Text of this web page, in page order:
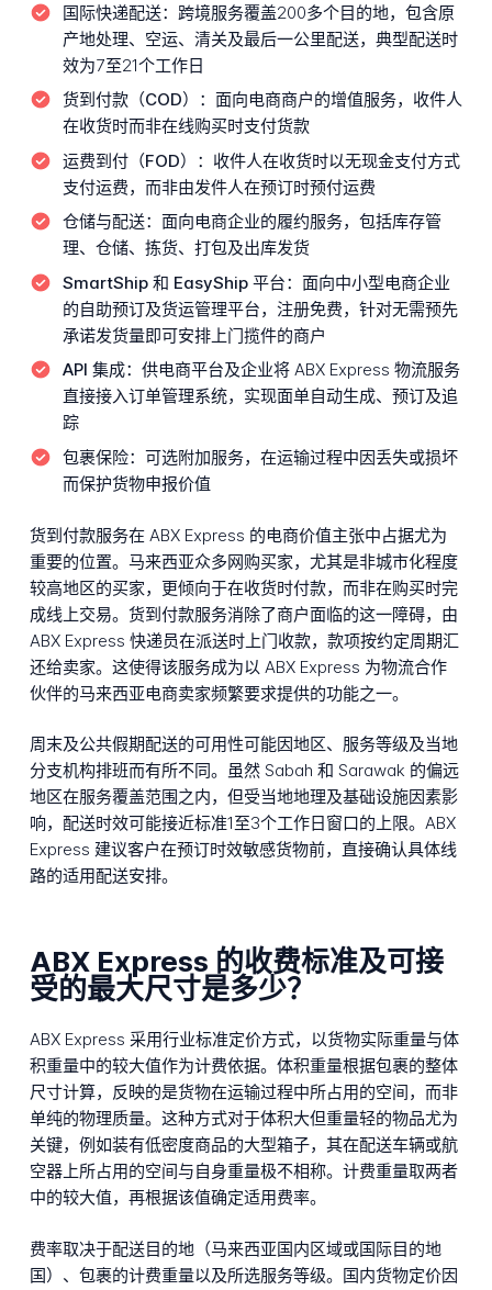
国际快递配送： 跨境服务覆盖200多个目的地，包含原
产地处理、空运、清关及最后一公里配送，典型配送时
效为7至21个工作日
货到付款（COD）： 面向电商商户的增值服务，收件人
在收货时而非在线购买时支付货款
运费到付（FOD）： 收件人在收货时以无现金支付方式
支付运费，而非由发件人在预订时预付运费
仓储与配送： 面向电商企业的履约服务，包括库存管
理、仓储、拣货、打包及出库发货
SmartShip 和 EasyShip 平台： 面向中小型电商企业
的自助预订及货运管理平台，注册免费，针对无需预先
承诺发货量即可安排上门揽件的商户
API 集成： 供电商平台及企业将 ABX Express 物流服务
直接接入订单管理系统，实现面单自动生成、预订及追
踪
包裹保险： 可选附加服务，在运输过程中因丢失或损坏
而保护货物申报价值
货到付款服务在 ABX Express 的电商价值主张中占据尤为
重要的位置。马来西亚众多网购买家，尤其是非城市化程度
较高地区的买家，更倾向于在收货时付款，而非在购买时完
成线上交易。货到付款服务消除了商户面临的这一障碍，由
ABX Express 快递员在派送时上门收款，款项按约定周期汇
还给卖家。这使得该服务成为以 ABX Express 为物流合作
伙伴的马来西亚电商卖家频繁要求提供的功能之一。
周末及公共假期配送的可用性可能因地区、服务等级及当地
分支机构排班而有所不同。虽然 Sabah 和 Sarawak 的偏远
地区在服务覆盖范围之内，但受当地地理及基础设施因素影
响，配送时效可能接近标准1至3个工作日窗口的上限。ABX
Express 建议客户在预订时效敏感货物前，直接确认具体线
路的适用配送安排。
ABX Express 的收费标准及可接
受的最大尺寸是多少？
ABX Express 采用行业标准定价方式，以货物实际重量与体
积重量中的较大值作为计费依据。体积重量根据包裹的整体
尺寸计算，反映的是货物在运输过程中所占用的空间，而非
单纯的物理质量。这种方式对于体积大但重量轻的物品尤为
关键，例如装有低密度商品的大型箱子，其在配送车辆或航
空器上所占用的空间与自身重量极不相称。计费重量取两者
中的较大值，再根据该值确定适用费率。
费率取决于配送目的地（马来西亚国内区域或国际目的地
国）、包裹的计费重量以及所选服务等级。国内货物定价因